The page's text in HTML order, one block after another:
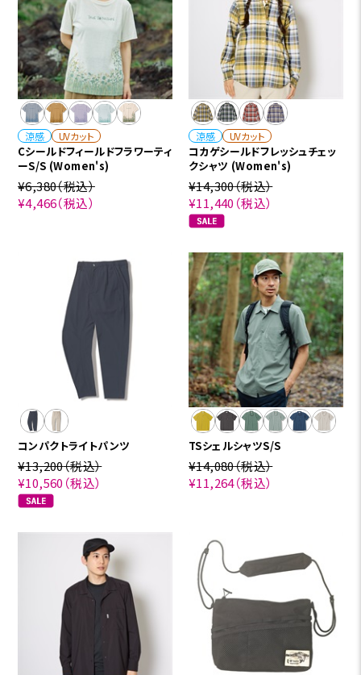
涼感 UVカット
Cシールドフィールドフラワーティ
ーS/S (Women's)
¥6,380（税込）
¥4,466（税込）
涼感 UVカット
コカゲシールドフレッシュチェッ
クシャツ (Women's)
¥14,300（税込）
¥11,440 （税込）
コンパクトライトパンツ
¥13,200（税込）
¥10,560 （税込）
TSシェルシャツS/S
¥14,080（税込）
¥11,264（税込）